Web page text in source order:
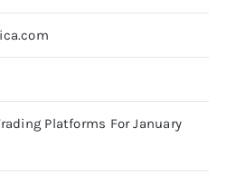
Platforms For January